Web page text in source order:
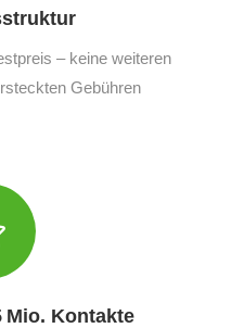
– keine weiteren
Gebühren
Mio. Kontakte